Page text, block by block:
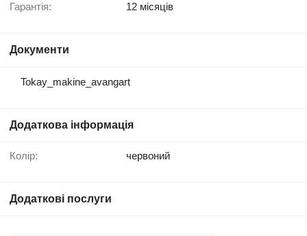
Гарантія: 12 місяців
Документи
Tokay_makine_avangart
Додаткова інформація
Колір: червоний
Додаткові послуги